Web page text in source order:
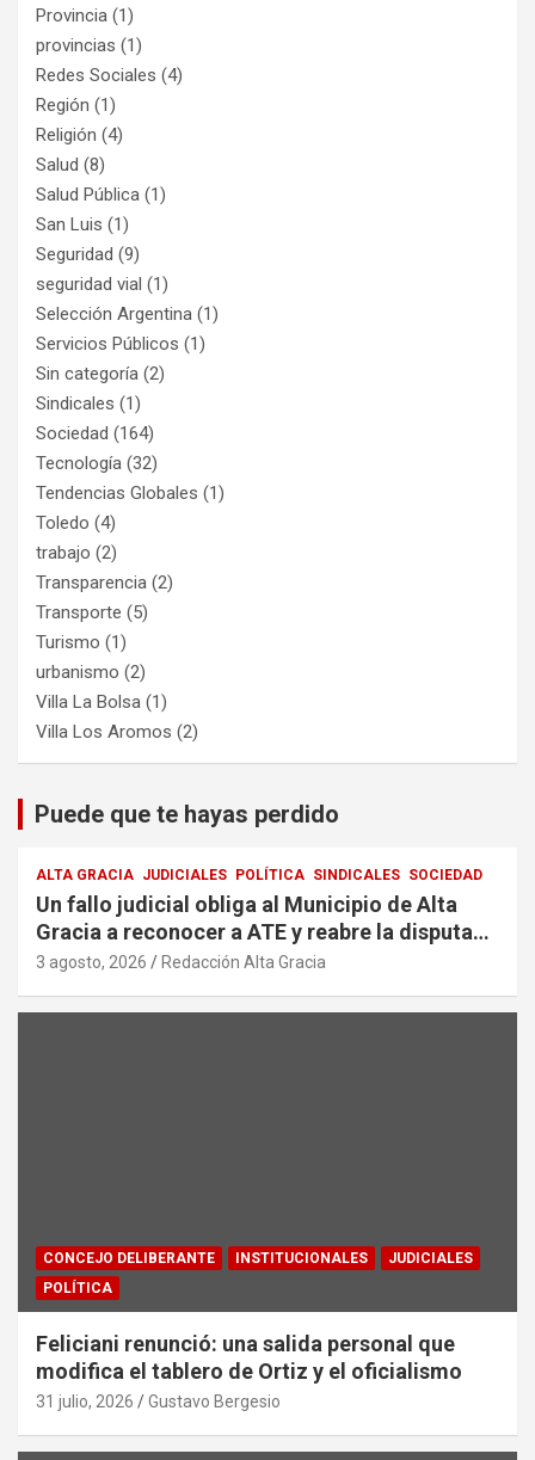
Provincia (1)
provincias (1)
Redes Sociales (4)
Región (1)
Religión (4)
Salud (8)
Salud Pública (1)
San Luis (1)
Seguridad (9)
seguridad vial (1)
Selección Argentina (1)
Servicios Públicos (1)
Sin categoría (2)
Sindicales (1)
Sociedad (164)
Tecnología (32)
Tendencias Globales (1)
Toledo (4)
trabajo (2)
Transparencia (2)
Transporte (5)
Turismo (1)
urbanismo (2)
Villa La Bolsa (1)
Villa Los Aromos (2)
Puede que te hayas perdido
ALTA GRACIA JUDICIALES POLÍTICA SINDICALES SOCIEDAD
Un fallo judicial obliga al Municipio de Alta
Gracia a reconocer a ATE y reabre la disputa
por la representación sindical
3 agosto, 2026 Redacción Alta Gracia
CONCEJO DELIBERANTE INSTITUCIONALES
JUDICIALES
POLÍTICA
Feliciani renunció: una salida personal que
modifica el tablero de Ortiz y el oficialismo
31 julio, 2026 Gustavo Bergesio